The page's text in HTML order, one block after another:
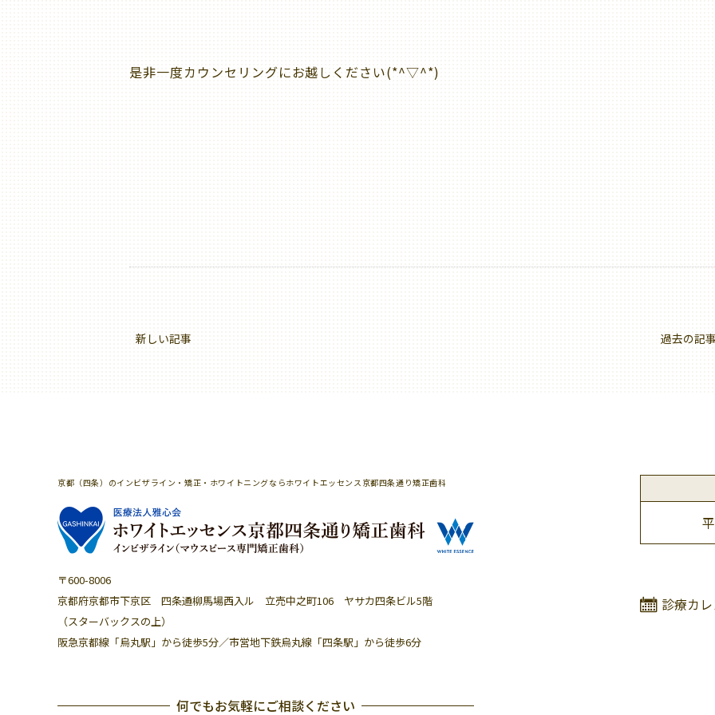
是非一度カウンセリングにお越しください(*^▽^*)
新しい記事 過去の記
京都（四条）のインビザライン・矯正・ホワイトニングならホワイトエッセンス京都四条通り矯正歯科
〒600-8006
京都府京都市下京区 四条通柳馬場西入ル 立売中之町106 ヤサカ四条ビル5階
（スターバックスの上）
阪急京都線「烏丸駅」から徒歩5分／市営地下鉄烏丸線「四条駅」から徒歩6分
何でもお気軽にご相談ください
診療カ